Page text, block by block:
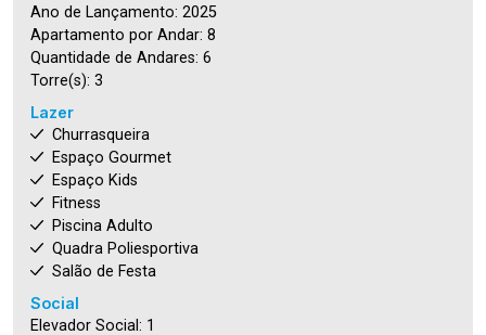
Ano de Lançamento: 2025
Apartamento por Andar: 8
Quantidade de Andares: 6
Torre(s): 3
Lazer
Churrasqueira
Espaço Gourmet
Espaço Kids
Fitness
Piscina Adulto
Quadra Poliesportiva
Salão de Festa
Social
Elevador Social: 1